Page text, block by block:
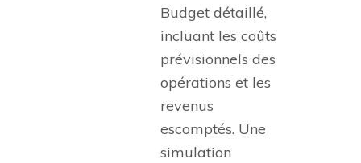
Budget détaillé,
incluant les coûts
prévisionnels des
opérations et les
revenus
escomptés. Une
simulation